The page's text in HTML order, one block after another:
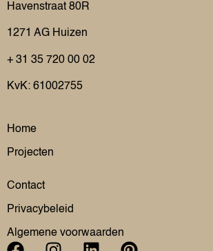
Havenstraat 80R
1271 AG Huizen
+ 31 35 720 00 02
KvK: 61002755
Home
Projecten
Contact
Privacybeleid
Algemene voorwaarden